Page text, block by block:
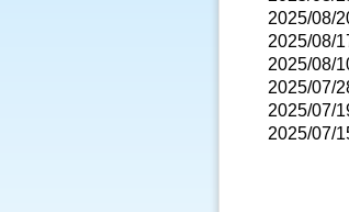
2025/08/
2025/08/
2025/
2025/
2025/07/
2025/07/